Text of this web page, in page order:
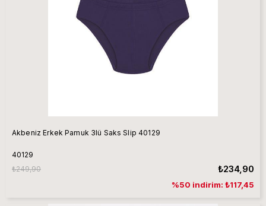
Akbeniz Erkek Pamuk 3lü Saks Slip 40129
40129
₺234,90
₺249,90
%50 indirim: ₺117,45